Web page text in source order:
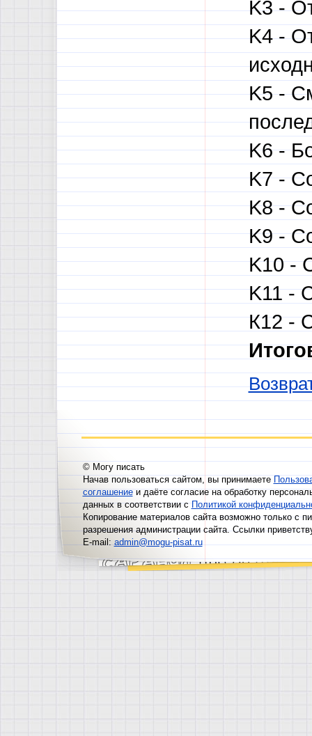
K3 -
K4 -
K5 -
K6 -
K7 -
K8 -
K9 -
K10 -
K11 -
К12 -
© Могу писать
Начав пользоваться сайтом, вы принимаете
соглашениеи даёте согласие на обработку
данных в соответствии сПолитикой
Копирование материалов сайта возможно только с
разрешения администрации сайта. Ссылки
E-mail:admin@mogu-pisat.ru